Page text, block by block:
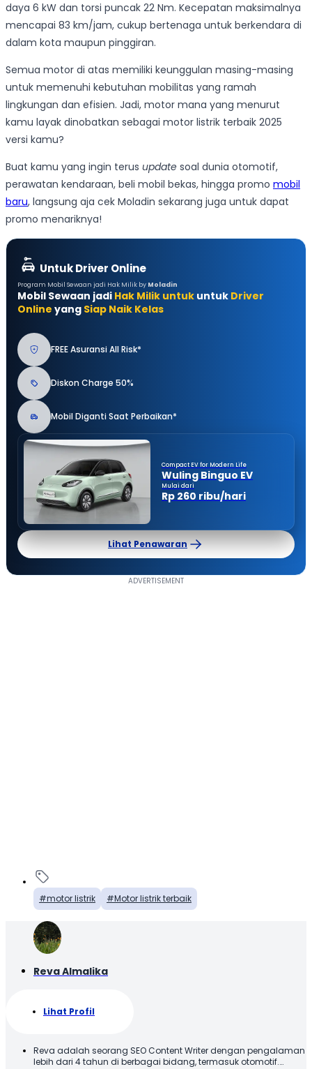
daya 6 kW dan torsi puncak 22 Nm. Kecepatan maksimalnya
mencapai 83 km/jam, cukup bertenaga untuk berkendara di
dalam kota maupun pinggiran.
Semua motor di atas memiliki keunggulan masing-masing
untuk memenuhi kebutuhan mobilitas yang ramah
lingkungan dan efisien. Jadi, motor mana yang menurut
kamu layak dinobatkan sebagai motor listrik terbaik 2025
versi kamu?
Buat kamu yang ingin terus update soal dunia otomotif,
perawatan kendaraan, beli mobil bekas, hingga promo mobil
baru, langsung aja cek Moladin sekarang juga untuk dapat
promo menariknya!
Untuk Driver Online
Program Mobil Sewaan jadi Hak Milik by Moladin
Mobil Sewaan jadi Hak Milik untuk untuk Driver
Online yang Siap Naik Kelas
FREE Asuransi All Risk*
Diskon Charge 50%
Mobil Diganti Saat Perbaikan*
Compact EV for Modern Life
Wuling Binguo EV
Mulai dari
Rp 260 ribu/hari
Lihat Penawaran
motor listrik Motor listrik terbaik
Reva Almalika
Lihat Profil
Reva adalah seorang SEO Content Writer dengan pengalaman
lebih dari 4 tahun di berbagai bidang, termasuk otomotif.